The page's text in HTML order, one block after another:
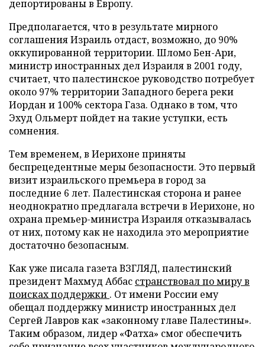
депортированы в Европу.
Предполагается, что в результате мирного
соглашения Израиль отдаст, возможно, до 90%
оккупированной территории. Шломо Бен-Ари,
министр иностранных дел Израиля в 2001 году,
считает, что палестинское руководство потребует
около 97% территории Западного берега реки
Иордан и 100% сектора Газа. Однако в том, что
Эхуд Ольмерт пойдет на такие уступки, есть
сомнения.
Тем временем, в Иерихоне приняты
беспрецедентные меры безопасности. Это первый
визит израильского премьера в город за
последние 6 лет. Палестинская сторона и ранее
неоднократно предлагала встречи в Иерихоне, но
охрана премьер-министра Израиля отказывалась
от них, потому как не находила это мероприятие
достаточно безопасным.
Как уже писала газета ВЗГЛЯД, палестинский
президент Махмуд Аббас странствовал по миру в
поисках поддержки . От имени России ему
обещал поддержку министр иностранных дел
Сергей Лавров как «законному главе Палестины».
Таким образом, лидер «Фатха» смог обеспечить